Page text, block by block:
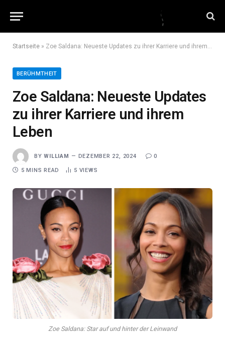
Startseite » Zoe Saldana: Neueste Updates zu ihrer Karriere und ihrem Leben
BERÜHMTHEIT
Zoe Saldana: Neueste Updates
zu ihrer Karriere und ihrem
Leben
BY WILLIAM DEZEMBER 22, 2024 0
5 MINS READ 5 VIEWS
Zoe Saldana: Star auf und hinter der Leinwand